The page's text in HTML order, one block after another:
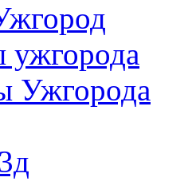
ужгорода
Ужгорода